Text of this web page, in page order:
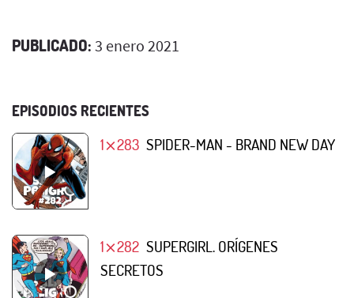
PUBLICADO: 3 enero 2021
EPISODIOS RECIENTES
1⨯283 SPIDER-MAN - BRAND NEW DAY
1⨯282 SUPERGIRL. ORÍGENES
SECRETOS